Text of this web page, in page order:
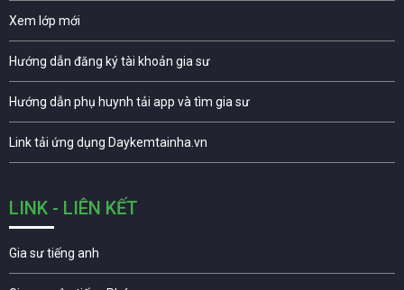
Xem lớp mới
Hướng dẫn đăng ký tài khoản gia sư
Hướng dẫn phụ huynh tải app và tìm gia sư
Link tải ứng dụng Daykemtainha.vn
LINK - LIÊN KẾT
Gia sư tiếng anh